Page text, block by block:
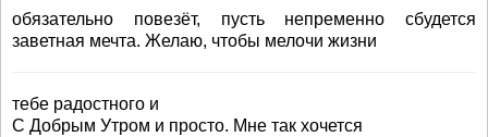
обязательно повезёт, пусть непременно сбудется
заветная мечта. Желаю, чтобы мелочи жизни
тебе радостного и
С Добрым Утром и просто. Мне так хочется